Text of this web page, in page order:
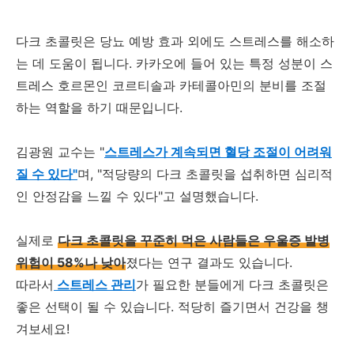
다크 초콜릿은 당뇨 예방 효과 외에도 스트레스를 해소하
는 데 도움이 됩니다. 카카오에 들어 있는 특정 성분이 스
트레스 호르몬인 코르티솔과 카테콜아민의 분비를 조절
하는 역할을 하기 때문입니다.
김광원 교수는 "스트레스가 계속되면 혈당 조절이 어려워
질 수 있다"며, "적당량의 다크 초콜릿을 섭취하면 심리적
인 안정감을 느낄 수 있다"고 설명했습니다.
실제로 다크 초콜릿을 꾸준히 먹은 사람들은 우울증 발병
위험이 58%나 낮아졌다는 연구 결과도 있습니다.
따라서 스트레스 관리가 필요한 분들에게 다크 초콜릿은
좋은 선택이 될 수 있습니다. 적당히 즐기면서 건강을 챙
겨보세요!